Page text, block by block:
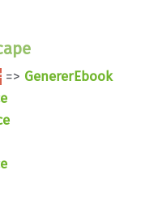
=> GenererEbook